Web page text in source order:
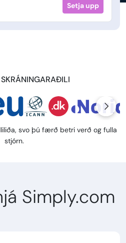
Setja upp
svo þú færð betri verð og fulla
stjórn.
Simply.com